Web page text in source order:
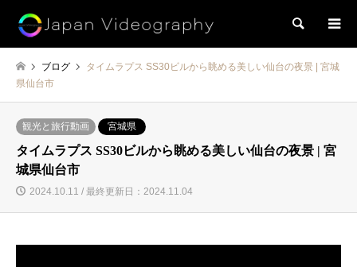
検索
ブログ
タイムラプス SS30ビルから眺める美しい仙台の夜景 | 宮城
県仙台市
観光と旅行動画 宮城県
タイムラプス SS30ビルから眺める美しい仙台の夜景 | 宮
城県仙台市
2024.10.11 / 最終更新日：2024.11.04